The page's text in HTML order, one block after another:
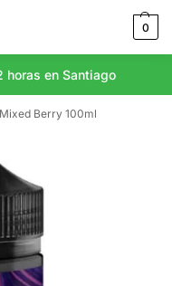
0
horas en Santiago
Berry 100ml